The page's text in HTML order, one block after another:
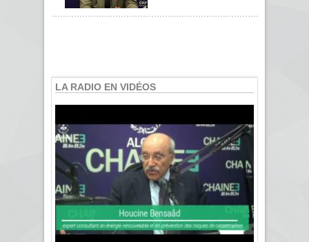
LA RADIO EN VIDÉOS